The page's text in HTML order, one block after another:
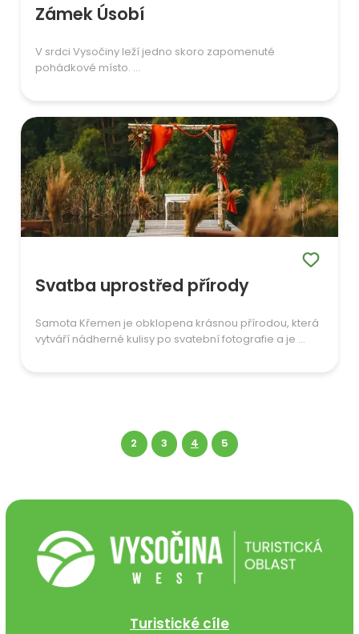
Zámek Úsobí
V srdci Vysočiny leží jedno skoro zapomenuté
pohádkové místo. ...
Svatba uprostřed přírody
Samota Křemen je obklopena krásnou přírodou, která
vytváří nádherné kulisy po svatební fotografie a je ...
2 3 4 5
Turistické cíle